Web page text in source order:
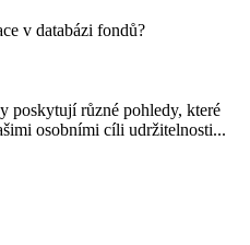
v databázi fondů?
poskytují různé pohledy, které
osobními cíli udržitelnosti...